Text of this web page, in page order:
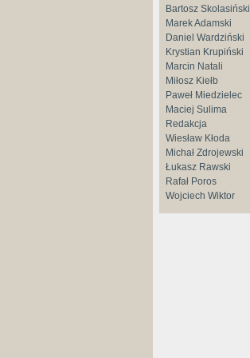
Bartosz Skolasiński
Marek Adamski
Daniel Wardziński
Krystian Krupiński
Marcin Natali
Miłosz Kiełb
Paweł Miedzielec
Maciej Sulima
Redakcja
Wiesław Kłoda
Michał Zdrojewski
Łukasz Rawski
Rafał Poros
Wojciech Wiktor